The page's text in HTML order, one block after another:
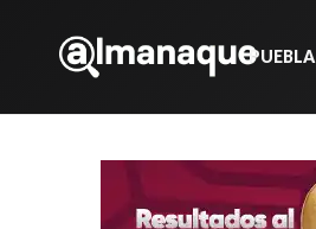
PUEBLA